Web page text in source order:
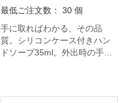
最低ご注文数： 30 個
手に取ればわかる、その品
質。シリコンケース付きハン
ドソープ35ml。外出時の手洗
アンスカラーのシリコンケー